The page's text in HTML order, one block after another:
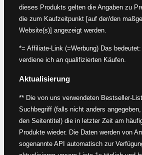
dieses Produkts gelten die Angaben zu
die zum Kaufzeitpunkt [auf der/den
Website(s)] angezeigt werden.
*= Affiliate-Link (=Werbung) Das
verdiene ich an qualifizierten Käufen.
Aktualisierung
** Die von uns verwendeten Bestseller-
Suchbegriff (falls nicht anders
den Seitentitel) die in letzter Zeit am
Produkte wieder. Die Daten werden von
sogenannte API automatisch zur